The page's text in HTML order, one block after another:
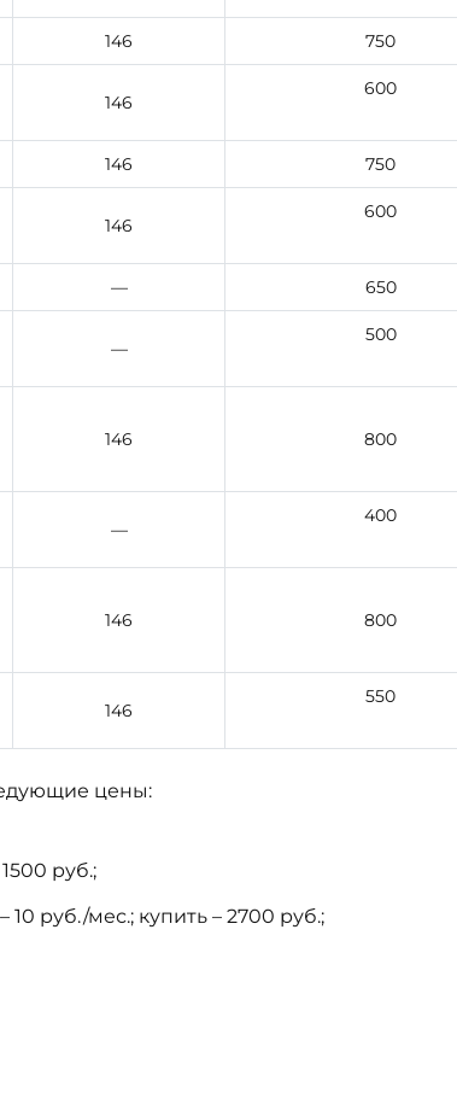
146 750
146
600
146 750
146
600
— 650
—
500
146
800
—
400
146 800
146
550
цены:
руб.;
руб./мес.; купить – 2700 руб.;